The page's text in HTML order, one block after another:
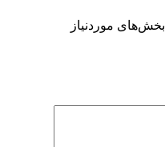
بخش‌های موردنیاز